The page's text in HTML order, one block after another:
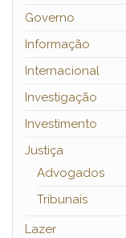
Governo
Informação
Internacional
Investigação
Investimento
Justiça
Advogados
Tribunais
Lazer